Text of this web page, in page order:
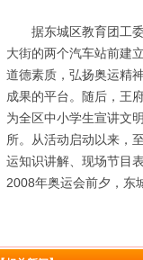
据东城区教育团工委
大街的两个汽车站前建
道德素质，弘扬奥运精
成果的平台。随后，王
为全区中小学生宣讲文
所。从活动启动以来，
运知识讲解、现场节目
2008年奥运会前夕，东